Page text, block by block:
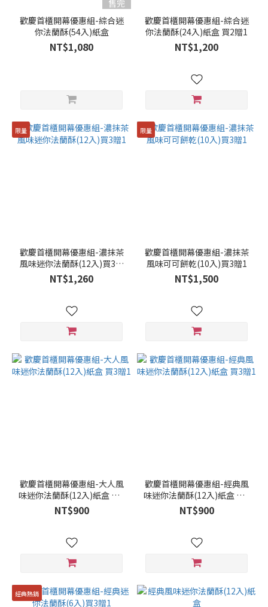
售完
歡慶首櫃開幕優惠組-綜合迷
你法蘭酥(54入)紙盒
NT$1,080
歡慶首櫃開幕優惠組-綜合迷
你法蘭酥(24入)紙盒 買2贈1
NT$1,200
限量
歡慶首櫃開幕優惠組-濃抹茶
風味迷你法蘭酥(12入)買3贈
1
NT$1,260
限量
歡慶首櫃開幕優惠組-濃抹茶
風味可可餅乾(10入)買3贈1
NT$1,500
歡慶首櫃開幕優惠組-大人風
味迷你法蘭酥(12入)紙盒 買3
贈1
NT$900
歡慶首櫃開幕優惠組-經典風
味迷你法蘭酥(12入)紙盒 買3
贈1
NT$900
經典熱銷